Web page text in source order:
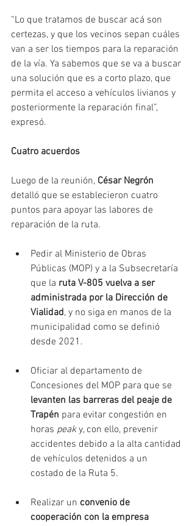
“Lo que tratamos de buscar acá son
certezas, y que los vecinos sepan cuáles
van a ser los tiempos para la reparación
de la vía. Ya sabemos que se va a buscar
una solución que es a corto plazo, que
permita el acceso a vehículos livianos y
posteriormente la reparación final”,
expresó.
Cuatro acuerdos
Luego de la reunión, César Negrón
detalló que se establecieron cuatro
puntos para apoyar las labores de
reparación de la ruta.
Pedir al Ministerio de Obras
Públicas (MOP) y a la Subsecretaría
que la ruta V-805 vuelva a ser
administrada por la Dirección de
Vialidad, y no siga en manos de la
municipalidad como se definió
desde 2021.
Oficiar al departamento de
Concesiones del MOP para que se
levanten las barreras del peaje de
Trapén para evitar congestión en
horas peak y, con ello, prevenir
accidentes debido a la alta cantidad
de vehículos detenidos a un
costado de la Ruta 5.
Realizar un convenio de
cooperación con la empresa